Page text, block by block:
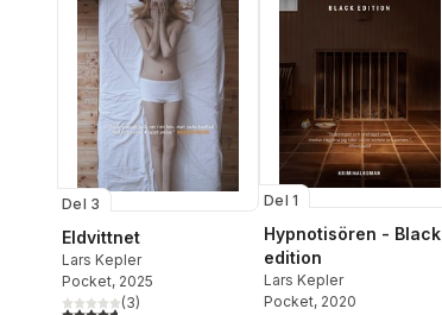
Del 3
Eldvittnet
Lars Kepler
Pocket, 2025
4,7utav 5 stjärnor. Totalt antal röster:
(3)
Del 1
Hypnotisören - Black
edition
Lars Kepler
Pocket, 2020